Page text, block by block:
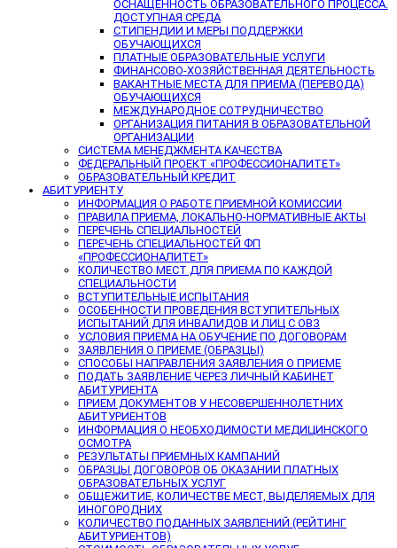
ОСНАЩЕННОСТЬ ОБРАЗОВАТЕЛЬНОГО ПРОЦЕССА.
ДОСТУПНАЯ СРЕДА
СТИПЕНДИИ И МЕРЫ ПОДДЕРЖКИ
ОБУЧАЮЩИХСЯ
ПЛАТНЫЕ ОБРАЗОВАТЕЛЬНЫЕ УСЛУГИ
ФИНАНСОВО-ХОЗЯЙСТВЕННАЯ ДЕЯТЕЛЬНОСТЬ
ВАКАНТНЫЕ МЕСТА ДЛЯ ПРИЕМА (ПЕРЕВОДА)
ОБУЧАЮЩИХСЯ
МЕЖДУНАРОДНОЕ СОТРУДНИЧЕСТВО
ОРГАНИЗАЦИЯ ПИТАНИЯ В ОБРАЗОВАТЕЛЬНОЙ
ОРГАНИЗАЦИИ
СИСТЕМА МЕНЕДЖМЕНТА КАЧЕСТВА
ФЕДЕРАЛЬНЫЙ ПРОЕКТ «ПРОФЕССИОНАЛИТЕТ»
ОБРАЗОВАТЕЛЬНЫЙ КРЕДИТ
АБИТУРИЕНТУ
ИНФОРМАЦИЯ О РАБОТЕ ПРИЕМНОЙ КОМИССИИ
ПРАВИЛА ПРИЕМА, ЛОКАЛЬНО-НОРМАТИВНЫЕ АКТЫ
ПЕРЕЧЕНЬ СПЕЦИАЛЬНОСТЕЙ
ПЕРЕЧЕНЬ СПЕЦИАЛЬНОСТЕЙ ФП
«ПРОФЕССИОНАЛИТЕТ»
КОЛИЧЕСТВО МЕСТ ДЛЯ ПРИЕМА ПО КАЖДОЙ
СПЕЦИАЛЬНОСТИ
ВСТУПИТЕЛЬНЫЕ ИСПЫТАНИЯ
ОСОБЕННОСТИ ПРОВЕДЕНИЯ ВСТУПИТЕЛЬНЫХ
ИСПЫТАНИЙ ДЛЯ ИНВАЛИДОВ И ЛИЦ С ОВЗ
УСЛОВИЯ ПРИЕМА НА ОБУЧЕНИЕ ПО ДОГОВОРАМ
ЗАЯВЛЕНИЯ О ПРИЕМЕ (ОБРАЗЦЫ)
СПОСОБЫ НАПРАВЛЕНИЯ ЗАЯВЛЕНИЯ О ПРИЕМЕ
ПОДАТЬ ЗАЯВЛЕНИЕ ЧЕРЕЗ ЛИЧНЫЙ КАБИНЕТ
АБИТУРИЕНТА
ПРИЕМ ДОКУМЕНТОВ У НЕСОВЕРШЕННОЛЕТНИХ
АБИТУРИЕНТОВ
ИНФОРМАЦИЯ О НЕОБХОДИМОСТИ МЕДИЦИНСКОГО
ОСМОТРА
РЕЗУЛЬТАТЫ ПРИЕМНЫХ КАМПАНИЙ
ОБРАЗЦЫ ДОГОВОРОВ ОБ ОКАЗАНИИ ПЛАТНЫХ
ОБРАЗОВАТЕЛЬНЫХ УСЛУГ
ОБЩЕЖИТИЕ, КОЛИЧЕСТВЕ МЕСТ, ВЫДЕЛЯЕМЫХ ДЛЯ
ИНОГОРОДНИХ
КОЛИЧЕСТВО ПОДАННЫХ ЗАЯВЛЕНИЙ (РЕЙТИНГ
АБИТУРИЕНТОВ)